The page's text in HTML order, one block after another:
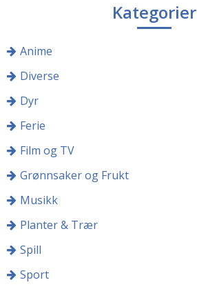
Kategorier
Anime
Diverse
Dyr
Ferie
Film og TV
Grønnsaker og Frukt
Musikk
Planter & Trær
Spill
Sport